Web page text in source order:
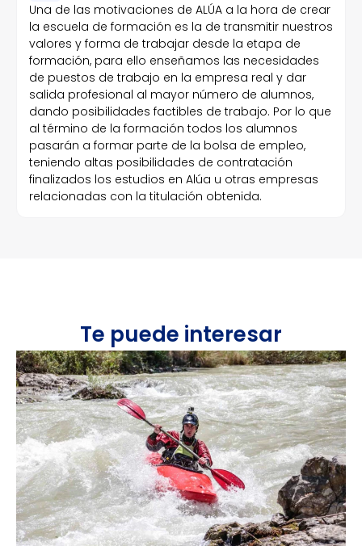
Una de las motivaciones de ALÚA a la hora de crear
la escuela de formación es la de transmitir nuestros
valores y forma de trabajar desde la etapa de
formación, para ello enseñamos las necesidades
de puestos de trabajo en la empresa real y dar
salida profesional al mayor número de alumnos,
dando posibilidades factibles de trabajo. Por lo que
al término de la formación todos los alumnos
pasarán a formar parte de la bolsa de empleo,
teniendo altas posibilidades de contratación
finalizados los estudios en Alúa u otras empresas
relacionadas con la titulación obtenida.
Te puede interesar